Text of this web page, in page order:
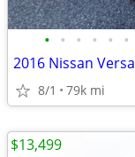
• • • • • •
8/1 79k mi
$13,499